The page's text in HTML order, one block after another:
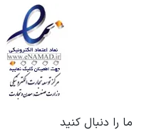
سرپرستار
۸ ماه پیش
ما را دنبال کنید